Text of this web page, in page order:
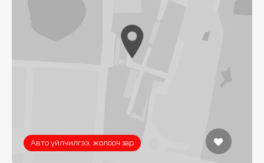
Авто үйлчилгээ, жолооч зар